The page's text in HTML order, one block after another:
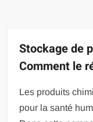
Stockage de
Comment le
Les produits
pour la santé